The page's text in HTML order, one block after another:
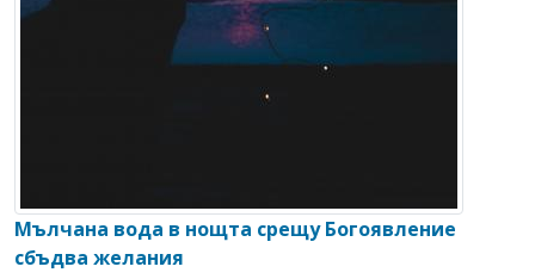
Мълчана вода в нощта срещу Богоявление
сбъдва желания